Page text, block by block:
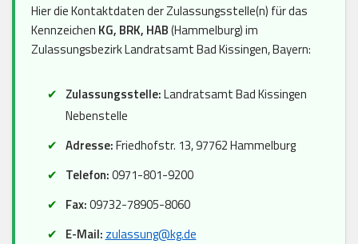
Hier die Kontaktdaten der Zulassungsstelle(n) für das
Kennzeichen KG, BRK, HAB(Hammelburg) im
Zulassungsbezirk Landratsamt Bad Kissingen, Bayern:
Zulassungsstelle:Landratsamt Bad Kissingen
Nebenstelle
Adresse:Friedhofstr. 13, 97762 Hammelburg
Telefon:0971-801-9200
Fax:09732-78905-8060
E-Mail: zulassung@kg.de